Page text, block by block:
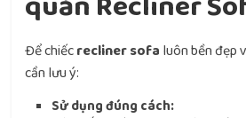
Để chiếcrecliner sofa luôn bền đẹp
cần lưu ý:
Sử dụng đúng cách: